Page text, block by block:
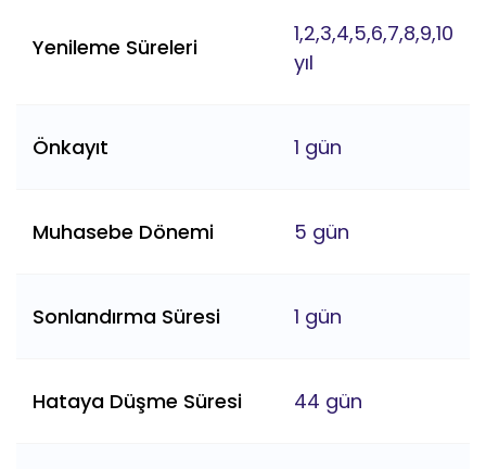
Yenileme Süreleri
1,2,3,4,5,6,7,8,9,10
yıl
Önkayıt 1 gün
Muhasebe Dönemi 5 gün
Sonlandırma Süresi 1 gün
Hataya Düşme Süresi 44 gün